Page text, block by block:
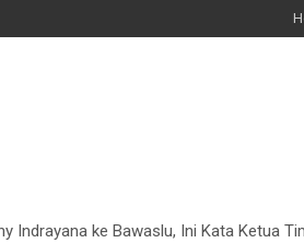
Indrayana ke Bawaslu, Ini Kata Ketua